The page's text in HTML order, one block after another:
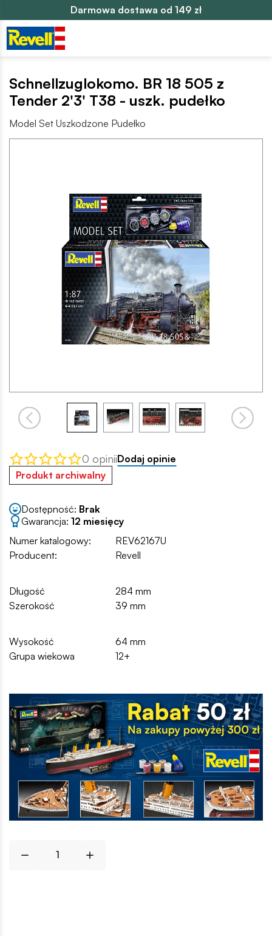
Darmowa dostawa od 149 zł
Schnellzuglokomo. BR 18 505 z
Tender 2'3' T38 - uszk. pudełko
Model Set Uszkodzone Pudełko
0 opiniiDodaj opinie
Produkt archiwalny
Dostępność: Brak
Gwarancja: 12 miesięcy
Numer katalogowy:
REV62167U
Producent:
Revell
Długość
284 mm
Szerokość
39 mm
Wysokość
64 mm
Grupa wiekowa
12+